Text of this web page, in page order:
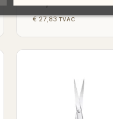
€ 27,83 TVAC